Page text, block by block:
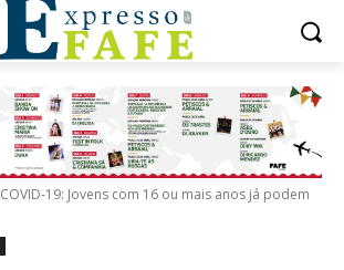
COVID-19: Jovens com 16 ou mais anos já podem